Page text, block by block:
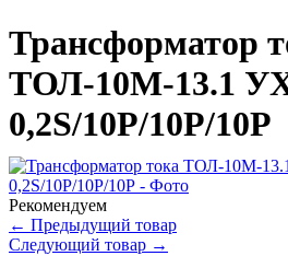
Трансформатор
ТОЛ-10М-13.1
0,2S/10Р/10Р/10Р
Рекомендуем
← Предыдущий товар
Следующий товар →